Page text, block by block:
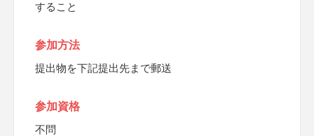
すること
参加方法
提出物を下記提出先まで郵送
参加資格
不問